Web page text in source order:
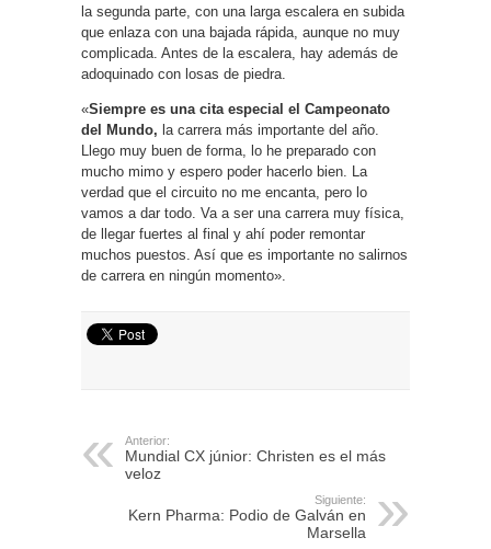
la segunda parte, con una larga escalera en subida
que enlaza con una bajada rápida, aunque no muy
complicada. Antes de la escalera, hay además de
adoquinado con losas de piedra.
«Siempre es una cita especial el Campeonato
del Mundo, la carrera más importante del año.
Llego muy buen de forma, lo he preparado con
mucho mimo y espero poder hacerlo bien. La
verdad que el circuito no me encanta, pero lo
vamos a dar todo. Va a ser una carrera muy física,
de llegar fuertes al final y ahí poder remontar
muchos puestos. Así que es importante no salirnos
de carrera en ningún momento».
Anterior:
Mundial CX júnior: Christen es el más
veloz
Siguiente:
Kern Pharma: Podio de Galván en
Marsella